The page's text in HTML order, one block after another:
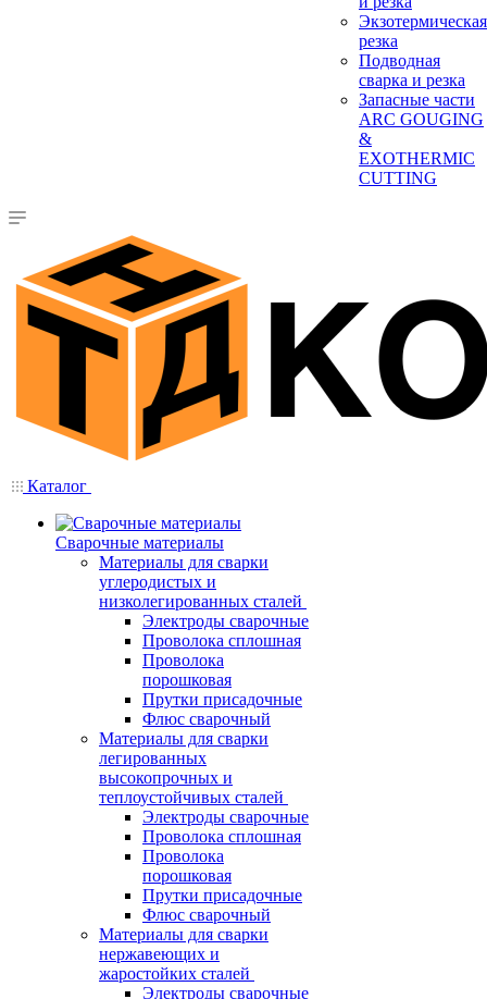
Экзотермическая
резка
Подводная
сварка и резка
Запасные части
ARC GOUGING
&
EXOTHERMIC
CUTTING
Каталог
Сварочные материалы
Материалы для сварки
углеродистых и
низколегированных сталей
Электроды сварочные
Проволока сплошная
Проволока
порошковая
Прутки присадочные
Флюс сварочный
Материалы для сварки
легированных
высокопрочных и
теплоустойчивых сталей
Электроды сварочные
Проволока сплошная
Проволока
порошковая
Прутки присадочные
Флюс сварочный
Материалы для сварки
нержавеющих и
жаростойких сталей
Электроды сварочные